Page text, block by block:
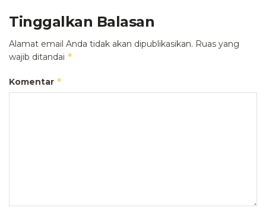
Tinggalkan Balasan
Alamat email Anda tidak akan dipublikasikan. Ruas yang
wajib ditandai *
Komentar *